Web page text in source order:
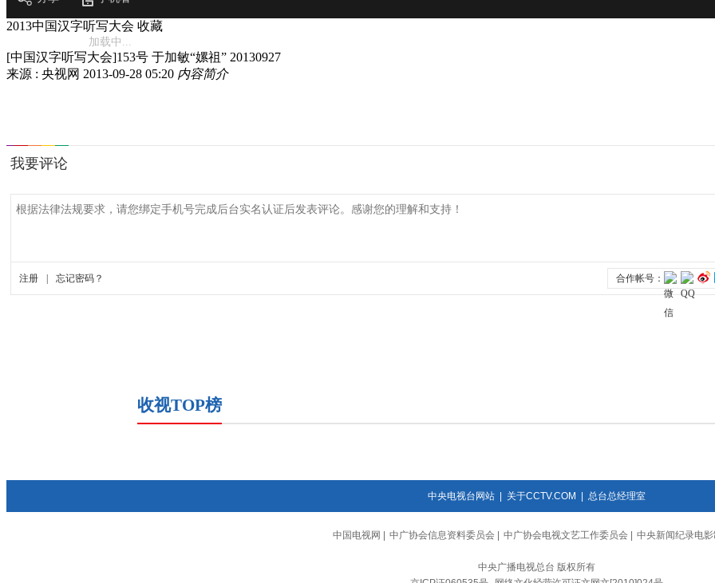
2013中国汉字听写大会 收藏
加载中...
[中国汉字听写大会]153号 于加敏“嫘祖” 20130927
来源 : 央视网 2013-09-28 05:20 内容简介
收视TOP榜
中央电视台网站| 关于CCTV.COM 总台总经理室
中国电视网 中广协会信息资料委员会 中广协会电视文艺工作委员会 中央新闻纪录电
中央广播电视总台 版权所有